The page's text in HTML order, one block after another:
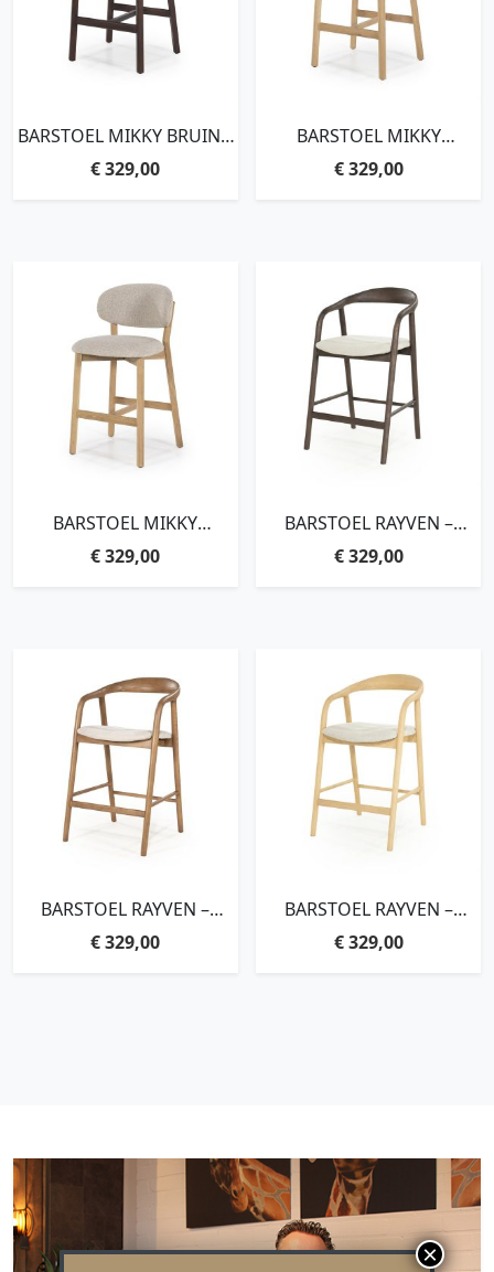
BARSTOEL MIKKY BRUIN –
TAUPE MOON
€329,00
BARSTOEL MIKKY
NATUREL – BEIGE MOON
€329,00
BARSTOEL MIKKY
NATUREL – TAUPE MOON
€329,00
BARSTOEL RAYVEN –
BRUIN
€329,00
BARSTOEL RAYVEN –
LICHTBRUIN
€329,00
BARSTOEL RAYVEN –
NATUREL
€329,00